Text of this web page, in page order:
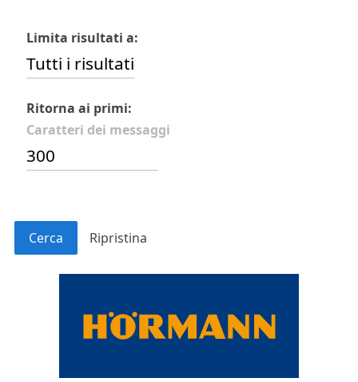
Limita risultati a:
Ritorna ai primi:
Caratteri dei messaggi